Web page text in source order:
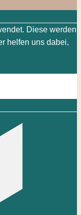
Diese werden
helfen uns dabei,